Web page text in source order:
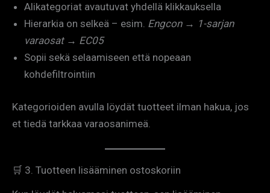
Alikategoriat avautuvat yhdellä klikkauksella
Hierarkia on selkeä – esim. Engcon → 1-sarjan
varaosat → EC05
Sopii sekä selaamiseen että nopeaan
kohdefiltrointiin
Kategorioiden avulla löydät tuotteet ilman hakua, jos
et tiedä tarkkaa varaosanimeä.
🛒 3. Tuotteen lisääminen ostoskoriin